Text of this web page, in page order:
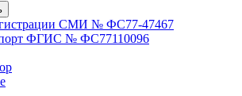
СМИ № ФС77-47467
ФГИС № ФС77110096